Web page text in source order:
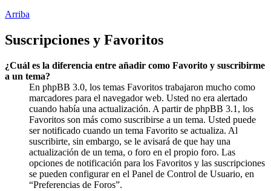
Arriba
Suscripciones y Favoritos
¿Cuál es la diferencia entre añadir como Favorito y suscribirme
a un tema?
En phpBB 3.0, los temas Favoritos trabajaron mucho como
marcadores para el navegador web. Usted no era alertado
cuando había una actualización. A partir de phpBB 3.1, los
Favoritos son más como suscribirse a un tema. Usted puede
ser notificado cuando un tema Favorito se actualiza. Al
suscribirte, sin embargo, se le avisará de que hay una
actualización de un tema, o foro en el propio foro. Las
opciones de notificación para los Favoritos y las suscripciones
se pueden configurar en el Panel de Control de Usuario, en
“Preferencias de Foros”.